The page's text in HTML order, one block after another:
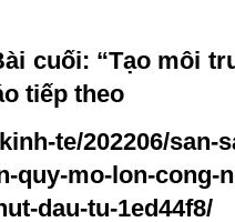
cuối: “Tạo môi
tiếp theo
te/202206/san-
quy-mo-lon-cong-
dau-tu-1ed44f8/